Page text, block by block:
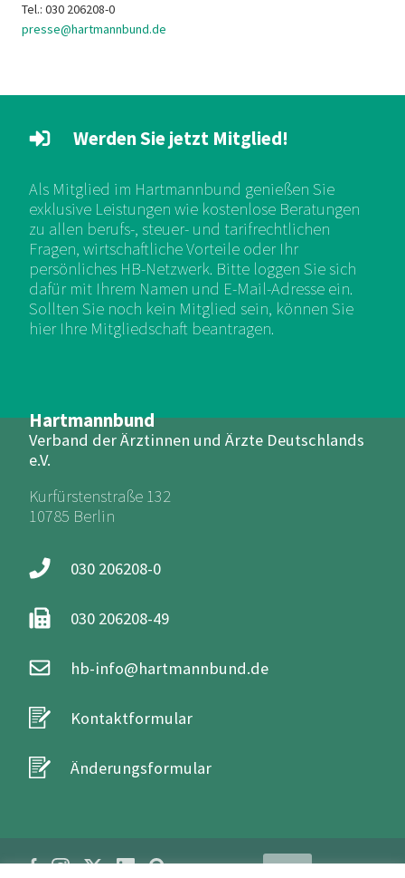
Tel.: 030 206208-0
presse@hartmannbund.de
Hartmannbund
Verband der Ärztinnen und Ärzte Deutschlands
e.V.
Kurfürstenstraße 132
10785 Berlin
030 206208-0
030 206208-49
hb-info@hartmannbund.de
Kontaktformular
Änderungsformular
Werden Sie jetzt Mitglied!
Als Mitglied im Hartmannbund genießen Sie
exklusive Leistungen wie kostenlose Beratungen
zu allen berufs-, steuer- und tarifrechtlichen
Fragen, wirtschaftliche Vorteile oder Ihr
persönliches HB-Netzwerk. Bitte loggen Sie sich
dafür mit Ihrem Namen und E-Mail-Adresse ein.
Sollten Sie noch kein Mitglied sein, können Sie
hier Ihre Mitgliedschaft beantragen.
Login